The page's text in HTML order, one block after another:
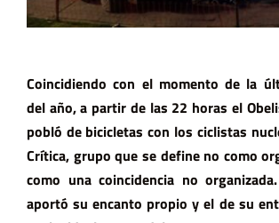
Coincidiendo con el momento de la
del año, a partir de las 22 horas el
pobló de bicicletas con los ciclistas
Crítica, grupo que se define no como
como una coincidencia no
aportó su encanto propio y el de su